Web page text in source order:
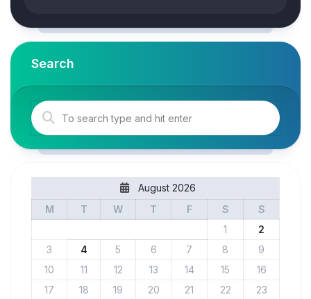
Search
August 2026
M
T W T F S
S
1
2
3
4 5 6 7 8
9
10
11 12 13 14 15
16
17
18 19 20 21 22
23